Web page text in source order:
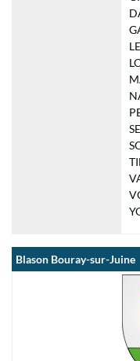
Blason Bouray-sur-Juine